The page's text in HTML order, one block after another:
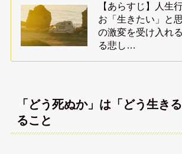
【あらすじ】人生
お「生きたい」と
の激変を受け入れ
る悲し…
「どう死ぬか」は「どう生き
ること